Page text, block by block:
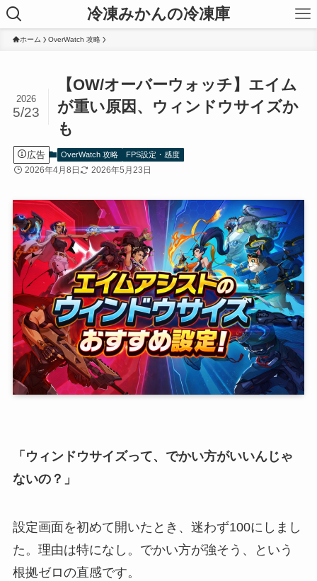
冷凍みかんの冷凍庫
ホーム OverWatch 攻略
【OW/オーバーウォッチ】エイム
が重い原因、ウィンドウサイズか
も
2026
5/23
広告 OverWatch 攻略 FPS設定・感度
2026年4月8日 2026年5月23日
「ウィンドウサイズって、でかい方がいいんじゃ
ないの？」
設定画面を初めて開いたとき、迷わず100にしまし
た。理由は特になし。でかい方が強そう、という
根拠ゼロの直感です。